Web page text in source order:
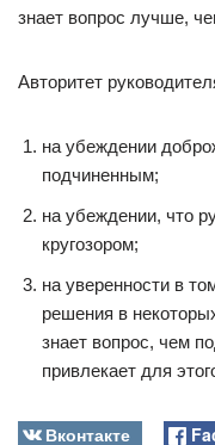
знает вопрос лучше,
Авторитет
на убеждении
подчиненным;
на убеждении, что
кругозором;
на уверенности в
решения в
знает вопрос, чем
привлекает для
Вконтакте